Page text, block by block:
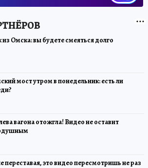
из Омска: вы будете смеяться долго
мост утром в понедельник: есть ли
вагона отожгла! Видео не оставит
переставая, это видео пересмотришь не раз